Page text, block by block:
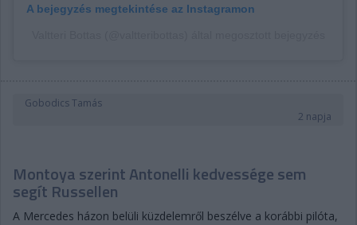
A bejegyzés megtekintése az Instagramon
Gobodics Tamás
2 napja
Montoya szerint Antonelli kedvessége sem
segít Russellen
A Mercedes házon belüli küzdelemről beszélve a korábbi pilóta,